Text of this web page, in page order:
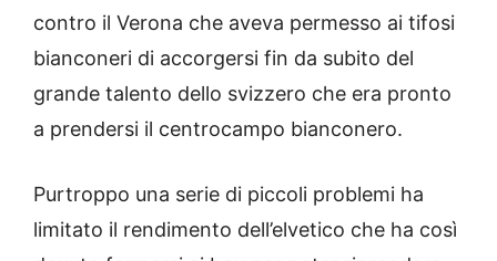
contro il Verona che aveva permesso ai tifosi
bianconeri di accorgersi fin da subito del
grande talento dello svizzero che era pronto
a prendersi il centrocampo bianconero.
Purtroppo una serie di piccoli problemi ha
limitato il rendimento dell’elvetico che ha così